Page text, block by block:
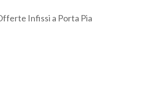
Infissi a Porta Pia